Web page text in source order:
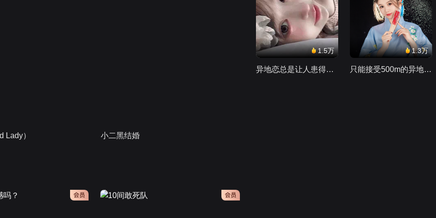
Lady） 小二黑结婚
会员
1.5万
异地恋总是让人患得患失。。。
1.3万
只能接受500m的异地恋，电动车没电了......